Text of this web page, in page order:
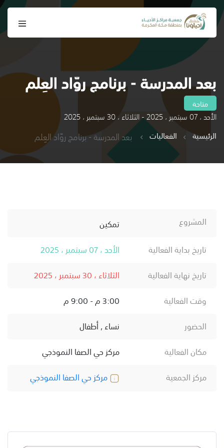
بعد المدرسة - برنامج روّاد العِلم
متاحة
الأحد ، 07 سبتمبر ، 2025 - الثلاثاء ، 30 سبتمبر ، 2025
الرئيسية
الفعاليات بعد المدرسة - برنامج روّاد العِلم
المشروع
تمكين
تاريخ بداية الفعالية
الأحد ، 07 سبتمبر ، 2025
تاريخ نهاية الفعالية
الثلاثاء ، 30 سبتمبر ، 2025
وقت الفعالية
3:00 م - 9:00 م
الحضور
نساء , أطفال
مكان الفعالية
مركز حي الصفا النموذجي
مركز الجمعية
مركز حي الصفا النموذجي